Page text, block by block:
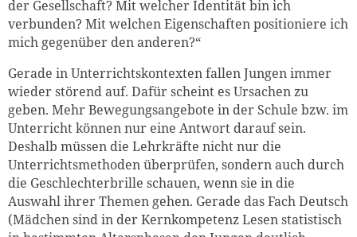
der Gesellschaft? Mit welcher Identität bin ich
verbunden? Mit welchen Eigenschaften positioniere ich
mich gegenüber den anderen?“
Gerade in Unterrichtskontexten fallen Jungen immer
wieder störend auf. Dafür scheint es Ursachen zu
geben. Mehr Bewegungsangebote in der Schule bzw. im
Unterricht können nur eine Antwort darauf sein.
Deshalb müssen die Lehrkräfte nicht nur die
Unterrichtsmethoden überprüfen, sondern auch durch
die Geschlechterbrille schauen, wenn sie in die
Auswahl ihrer Themen gehen. Gerade das Fach Deutsch
(Mädchen sind in der Kernkompetenz Lesen statistisch